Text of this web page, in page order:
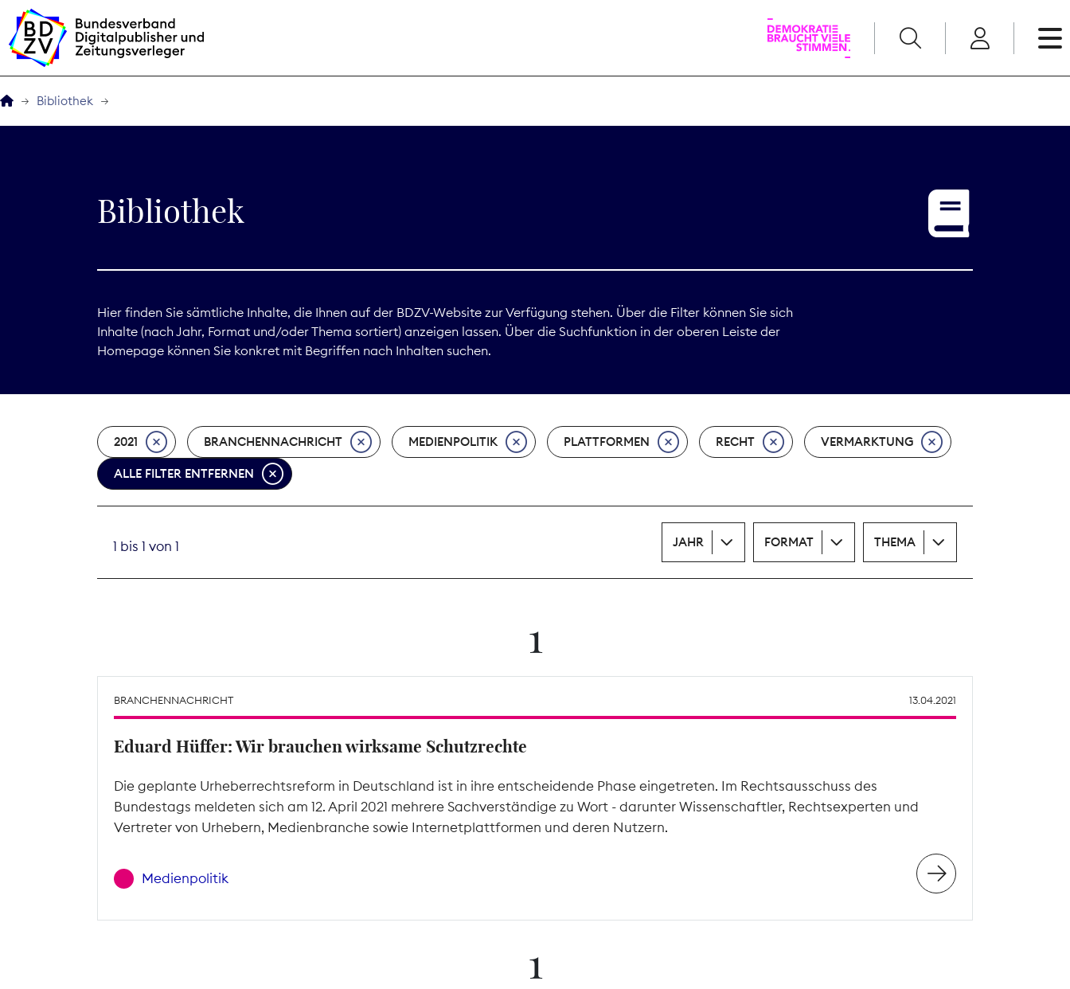
BDZVplus GmbH
Service
Print
Bibliothek
Bibliothek
Hier finden Sie sämtliche Inhalte, die Ihnen auf der BDZV-Website zur Verfügung stehen. Über die Filter können Sie sich
Inhalte (nach Jahr, Format und/oder Thema sortiert) anzeigen lassen. Über die Suchfunktion in der oberen Leiste der
Homepage können Sie konkret mit Begriffen nach Inhalten suchen.
2021 BRANCHENNACHRICHT MEDIENPOLITIK PLATTFORMEN RECHT VERMARKTUNG
ALLE FILTER ENTFERNEN
1 bis 1 von 1 JAHR FORMAT THEMA
1
BRANCHENNACHRICHT 13.04.2021
Eduard Hüffer: Wir brauchen wirksame Schutzrechte
Die geplante Urheberrechtsreform in Deutschland ist in ihre entscheidende Phase eingetreten. Im Rechtsausschuss des
Bundestags meldeten sich am 12. April 2021 mehrere Sachverständige zu Wort - darunter Wissenschaftler, Rechtsexperten und
Vertreter von Urhebern, Medienbranche sowie Internetplattformen und deren Nutzern.
Medienpolitik
1